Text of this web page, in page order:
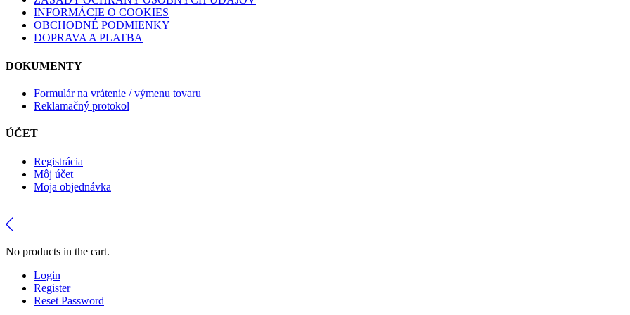
INFORMÁCIE O COOKIES
OBCHODNÉ PODMIENKY
DOPRAVA A PLATBA
DOKUMENTY
Formulár na vrátenie / výmenu tovaru
Reklamačný protokol
ÚČET
Registrácia
Môj účet
Moja objednávka
No products in the cart.
Login
Register
Reset Password